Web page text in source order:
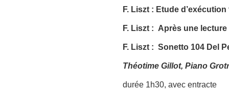
F. Liszt : Etude
F. Liszt : Après une lecture
F. Liszt : Sonetto 104 Del
Théotime Gillot, Piano
durée 1h30, avec entracte